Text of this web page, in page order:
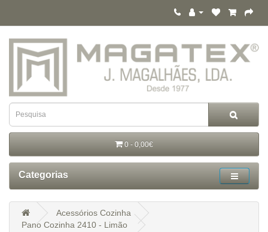
0 - 0,00€
Categorias
Acessórios Cozinha
Pano Cozinha 2410 - Limão